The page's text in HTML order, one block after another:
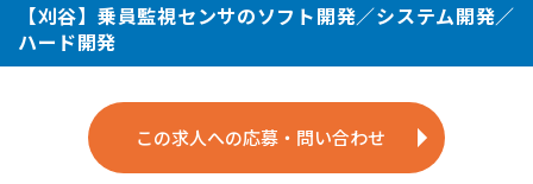
【刈谷】乗員監視センサのソフト開発／システム開発／
ハード開発
この求人への応募・問い合わせ